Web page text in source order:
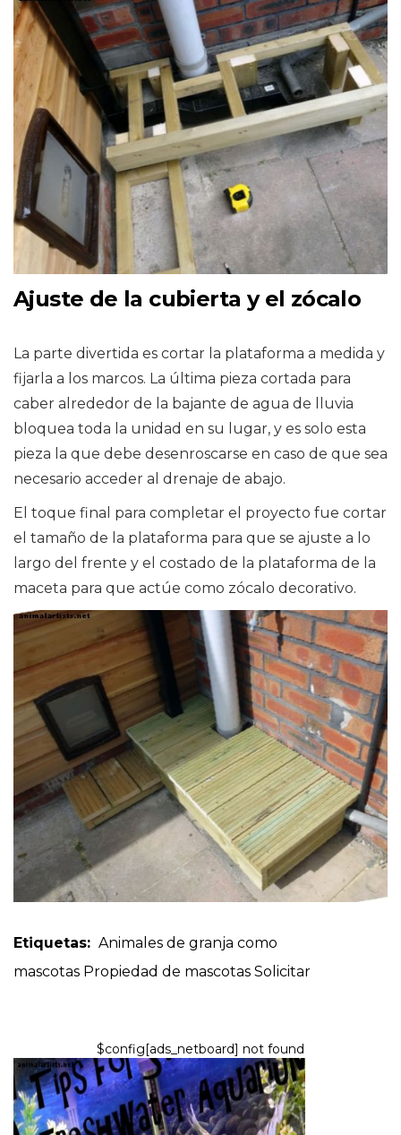
Ajuste de la cubierta y el zócalo
La parte divertida es cortar la plataforma a medida y
fijarla a los marcos. La última pieza cortada para
caber alrededor de la bajante de agua de lluvia
bloquea toda la unidad en su lugar, y es solo esta
pieza la que debe desenroscarse en caso de que sea
necesario acceder al drenaje de abajo.
El toque final para completar el proyecto fue cortar
el tamaño de la plataforma para que se ajuste a lo
largo del frente y el costado de la plataforma de la
maceta para que actúe como zócalo decorativo.
Etiquetas: Animales de granja como
mascotas Propiedad de mascotas Solicitar
$config[ads_netboard] not found